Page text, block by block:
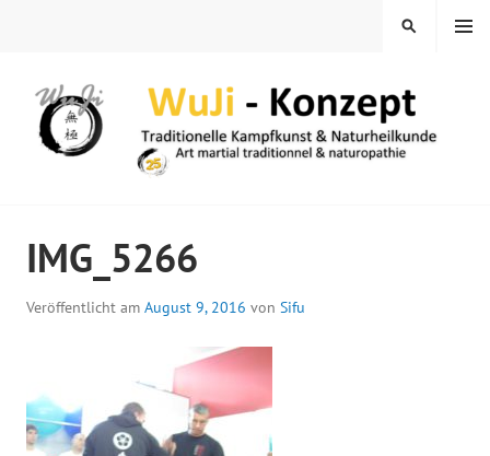
MENÜ
SUCHEN
IMG_5266
Veröffentlicht am August 9, 2016 von Sifu